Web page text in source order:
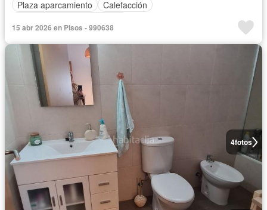
Plaza aparcamiento
Calefacción
15 abr 2026 en Pisos - 990638
4fotos